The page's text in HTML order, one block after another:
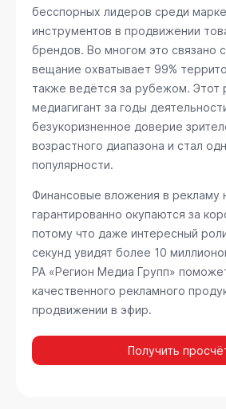
бесспорных лидеров среди
инструментов в продвижении
брендов. Во многом это связано
вещание охватывает 99%
также ведётся за рубежом. Этот
медиагигант за годы
безукоризненное доверие
возрастного диапазона и стал
популярности.
Финансовые вложения в рекламу
гарантированно окупаются за
потому что даже интересный
секунд увидят более 10
РА «Регион Медиа Групп»
качественного рекламного
продвижении в эфир.
Получить